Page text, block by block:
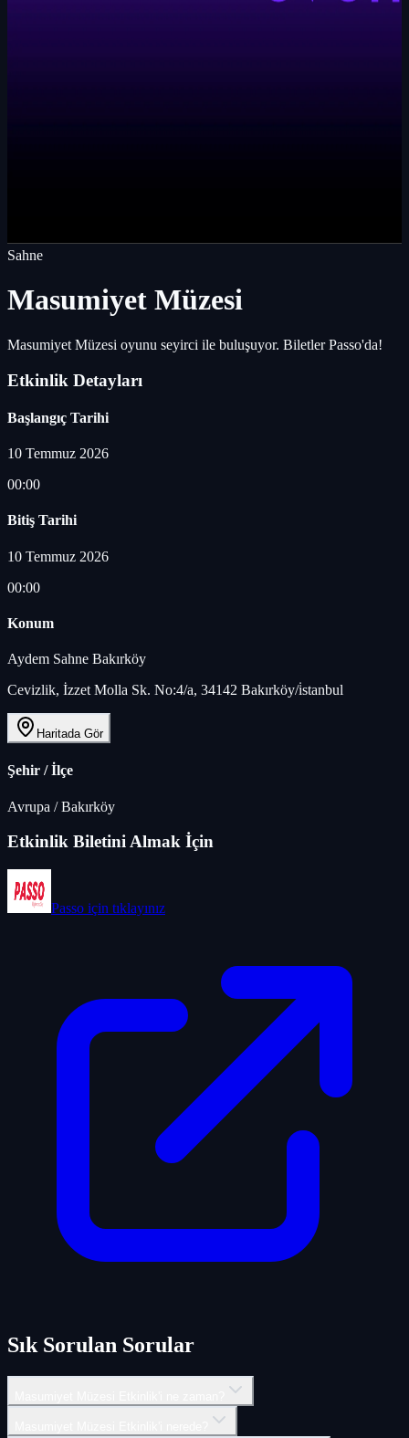
Sahne
Masumiyet Müzesi
Masumiyet Müzesi oyunu seyirci ile buluşuyor. Biletler Passo'da!
Etkinlik Detayları
Başlangıç Tarihi
10 Temmuz 2026
00:00
Bitiş Tarihi
10 Temmuz 2026
00:00
Konum
Aydem Sahne Bakırköy
Cevizlik, İzzet Molla Sk. No:4/a, 34142 Bakırköy/i̇stanbul
Haritada Gör
Şehir / İlçe
Avrupa /Bakırköy
Etkinlik Biletini Almak İçin
Passo için tıklayınız
Sık Sorulan Sorular